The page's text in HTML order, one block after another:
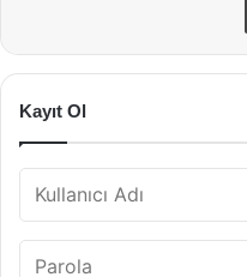
Kayıt Ol